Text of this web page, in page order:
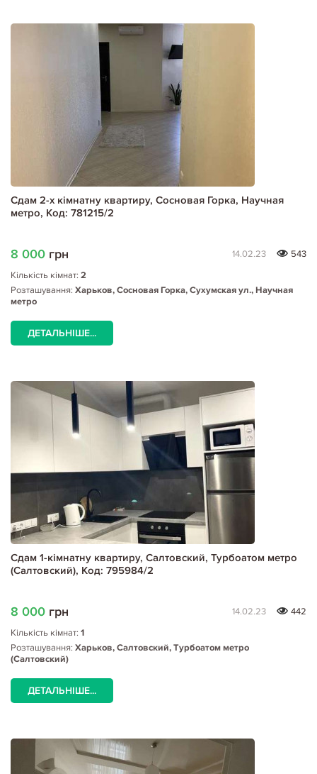
Сдам 2-х кімнатну квартиру, Сосновая Горка, Научная
метро, Код: 781215/2
8 000 грн 14.02.23
543
Кількість кімнат: 2
Розташування: Харьков, Сосновая Горка, Сухумская ул., Научная
метро
ДЕТАЛЬНІШЕ...
Сдам 1-кімнатну квартиру, Салтовский, Турбоатом метро
(Салтовский), Код: 795984/2
8 000 грн 14.02.23
442
Кількість кімнат: 1
Розташування: Харьков, Салтовский, Турбоатом метро
(Салтовский)
ДЕТАЛЬНІШЕ...